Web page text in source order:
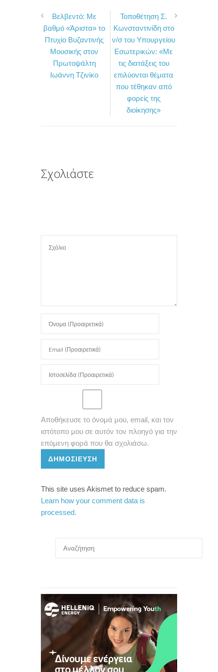
c
e
b
o
o
i
t
t
e
r
ι
ρ
α
σ
τ
Βελβεντό: Με
βαθμό «Άριστα» το
Πτυχίο Βυζαντινής
Μουσικής στον
Πρωτοψάλτη
Ιωάννη Τζινίκο
Τοποθέτηση Σ.
Κωνσταντινίδη στο
ν/σ του Υπουργείου
Εσωτερικών: «Με
τις διατάξεις του
επιλύονται θέματα
που τέθηκαν από
φορείς της
διοίκησης»
Σχολιάστε
Αποθήκευσε το όνομά μου, email, και τον
ιστότοπο μου σε αυτόν τον πλοηγό για την
επόμενη φορά που θα σχολιάσω.
ΔΗΜΟΣΊΕΥΣΗ
This site uses Akismet to reduce spam.
Learn how your comment data is
processed.